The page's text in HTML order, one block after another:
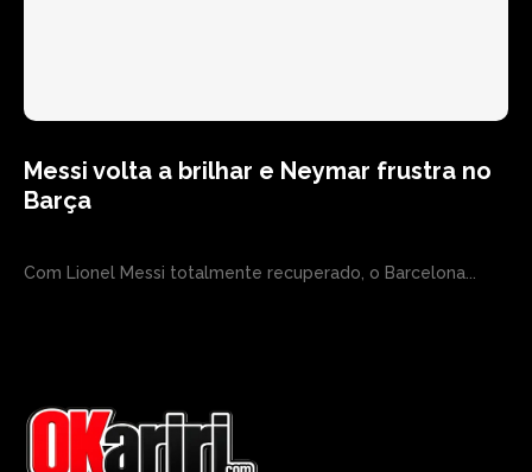
Messi volta a brilhar e Neymar frustra no
Barça
Com Lionel Messi totalmente recuperado, o Barcelona...